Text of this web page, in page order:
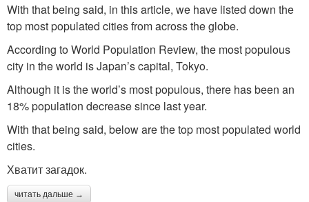
With that being said, in this article, we have listed down the
top most populated cities from across the globe.
According to World Population Review, the most populous
city in the world is Japan’s capital, Tokyo.
Although it is the world’s most populous, there has been an
18% population decrease since last year.
With that being said, below are the top most populated world
cities.
Хватит загадок.
читать дальше →